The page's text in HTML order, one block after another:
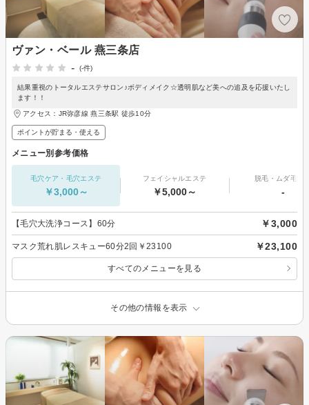
ヴァン・ベール 燕三条店
-
(-件)
結果重視のトータルエステサロン♪ボディメイク☆透明肌など美への追及を応援いたし
ます！！
アクセス：JR弥彦線 燕三条駅 徒歩10分
ポイントが貯まる・使える
メニュー別参考価格
毛穴ケア・毛穴エステ
￥3,000～
フェイシャルエステ
￥5,000～
脱毛・ムダ毛処
-
【毛穴大洗浄コース】60分 ￥3,000
マスク荒れ肌レスキュー60分2回￥23100 ￥23,100
すべてのメニューを見る
その他の情報を表示